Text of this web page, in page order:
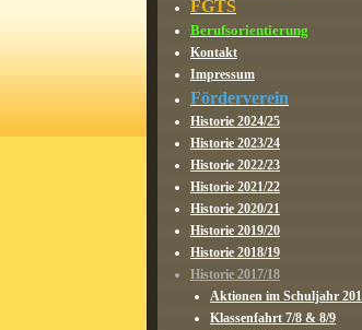
FGTS
Berufsorientierung
Kontakt
Impressum
Förderverein
Historie 2024/25
Historie 2023/24
Historie 2022/23
Historie 2021/22
Historie 2020/21
Historie 2019/20
Historie 2018/19
Historie 2017/18
Aktionen im Schuljahr
Klassenfahrt 7/8 & 8/9